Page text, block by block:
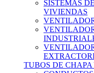
SISTEMAS
VIVIENDAS
TUBOS DE